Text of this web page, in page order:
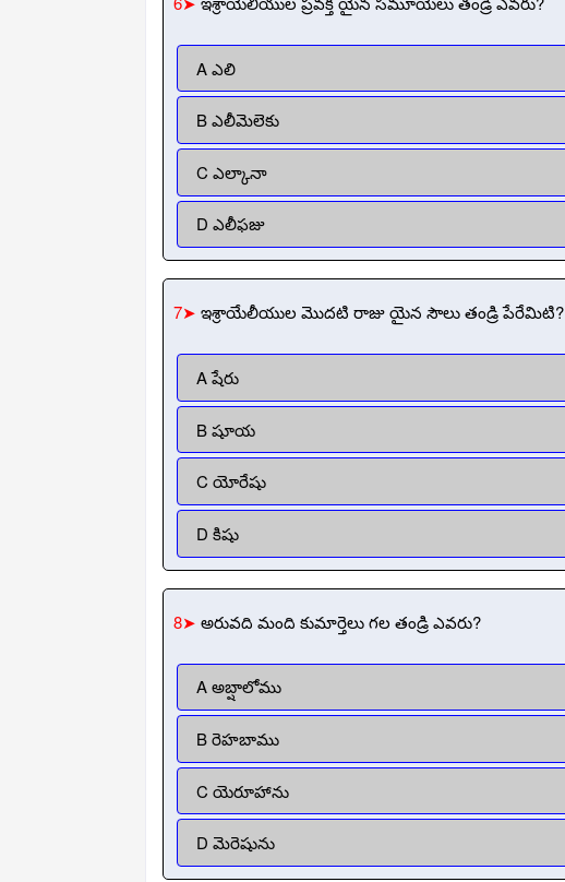
A ఎలి
B ఎలీమెలెకు
C ఎల్కానా
D ఎలీఫజు
7➤ ఇశ్రాయేలీయుల మొదటి రాజు యైన సౌలు తండ్రి పేరేమిటి?
A షేరు
B షూయ
C యోరేషు
D కిషు
8➤ అరువది మంది కుమార్తెలు గల తండ్రి ఎవరు?
A అబ్షాలోము
B రెహబాము
C యెరూహాను
D మెరెషును